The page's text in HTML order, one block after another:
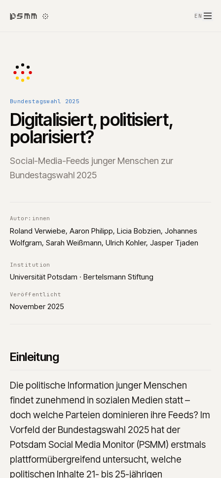
psmm EN
Bundestagswahl 2025
Digitalisiert, politisiert,
polarisiert?
Social-Media-Feeds junger Menschen zur
Bundestagswahl 2025
Autor:innen
Roland Verwiebe, Aaron Philipp, Licia Bobzien, Johannes
Wolfgram, Sarah Weißmann, Ulrich Kohler, Jasper Tjaden
Institution
Universität Potsdam · Bertelsmann Stiftung
Veröffentlicht
November 2025
Einleitung
Die politische Information junger Menschen
findet zunehmend in sozialen Medien statt –
doch welche Parteien dominieren ihre Feeds? Im
Vorfeld der Bundestagswahl 2025 hat der
Potsdam Social Media Monitor (PSMM) erstmals
plattformübergreifend untersucht, welche
politischen Inhalte 21- bis 25-jährigen